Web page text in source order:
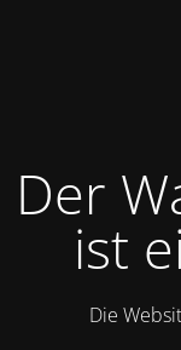
Der
ist
Die